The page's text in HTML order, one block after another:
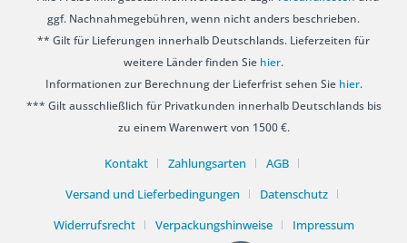
ggf. Nachnahmegebühren, wenn nicht anders beschrieben.
** Gilt für Lieferungen innerhalb Deutschlands. Lieferzeiten für
weitere Länder finden Sie hier.
Informationen zur Berechnung der Lieferfrist sehen Sie hier.
*** Gilt ausschließlich für Privatkunden innerhalb Deutschlands bis
zu einem Warenwert von 1500 €.
Kontakt Zahlungsarten
AGB
Versand und Lieferbedingungen
Datenschutz
Widerrufsrecht
Verpackungshinweise Impressum